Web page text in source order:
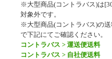
※大型商品(コントラバス)は
対象外です。
※大型商品(コントラバス)の
で下記にてご確認ください。
コントラバス > 運送便送料
コントラバス > 自社便送料